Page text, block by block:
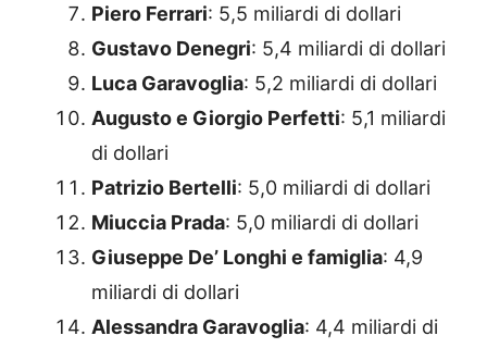
Piero Ferrari: 5,5 miliardi di dollari
Gustavo Denegri: 5,4 miliardi di dollari
Luca Garavoglia: 5,2 miliardi di dollari
Augusto e Giorgio Perfetti: 5,1 miliardi
di dollari
Patrizio Bertelli: 5,0 miliardi di dollari
Miuccia Prada: 5,0 miliardi di dollari
Giuseppe De’ Longhi e famiglia: 4,9
miliardi di dollari
Alessandra Garavoglia: 4,4 miliardi di